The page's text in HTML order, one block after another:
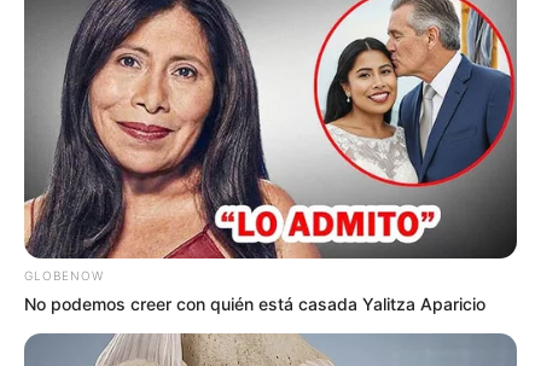
GLOBENOW
No podemos creer con quién está casada Yalitza Aparicio